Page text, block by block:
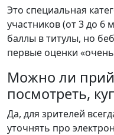
Это специальная
участников (от 3 до 6
баллы в титулы, но
первые оценки
Можно ли
посмотреть,
Да, для зрителей
уточнять про